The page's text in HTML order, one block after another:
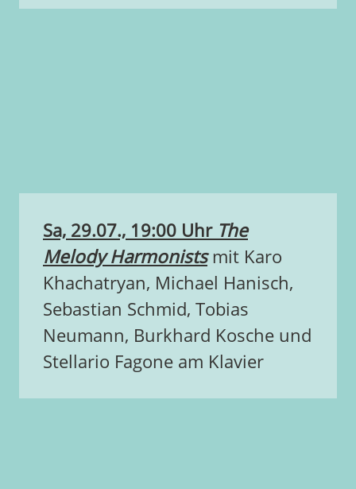
Sa, 29.07., 19:00 Uhr The
Melody Harmonists mit Karo
Khachatryan, Michael Hanisch,
Sebastian Schmid, Tobias
Neumann, Burkhard Kosche und
Stellario Fagone am Klavier